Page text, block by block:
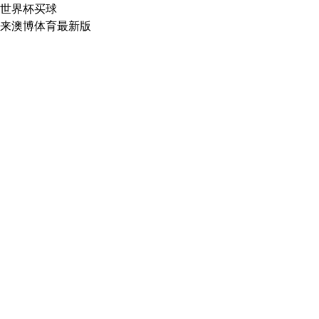
世界杯买球
来澳博体育最新版